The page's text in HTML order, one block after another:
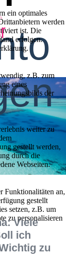
Viele
ich
zu
ein optimales
werden
ist. Die
erfolgen.
z.B. zum
eines
der
weiter zu
gestellt werden,
durch die
Webseiten.
Funktionalitäten an,
gestellt
setzen, z.B. um
zu personalisieren